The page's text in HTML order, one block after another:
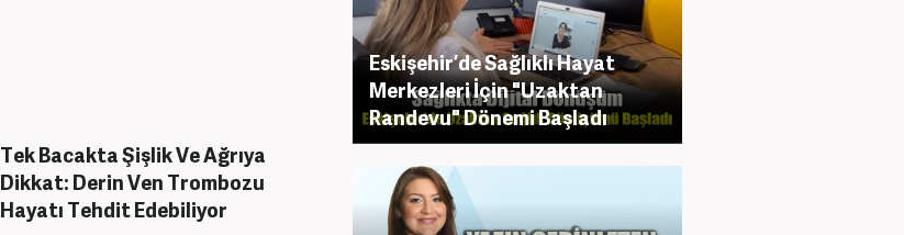
Tek Bacakta Şişlik Ve Ağrıya
Dikkat: Derin Ven Trombozu
Hayatı Tehdit Edebiliyor
Eskişehir’de Sağlıklı Hayat
Merkezleri İçin "Uzaktan
Randevu" Dönemi Başladı